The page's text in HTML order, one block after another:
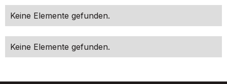
Keine Elemente gefunden.
Keine Elemente gefunden.